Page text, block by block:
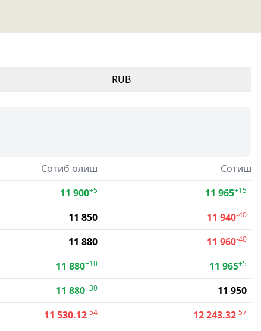
RUB
Сотиб олиш
Сотиш
11 900+5 11 965+15
11 850 11 940-40
11 880 11 960-40
11 880+10 11 965+5
11 880+30
11 950
11 530.12-54 12 243.32-57